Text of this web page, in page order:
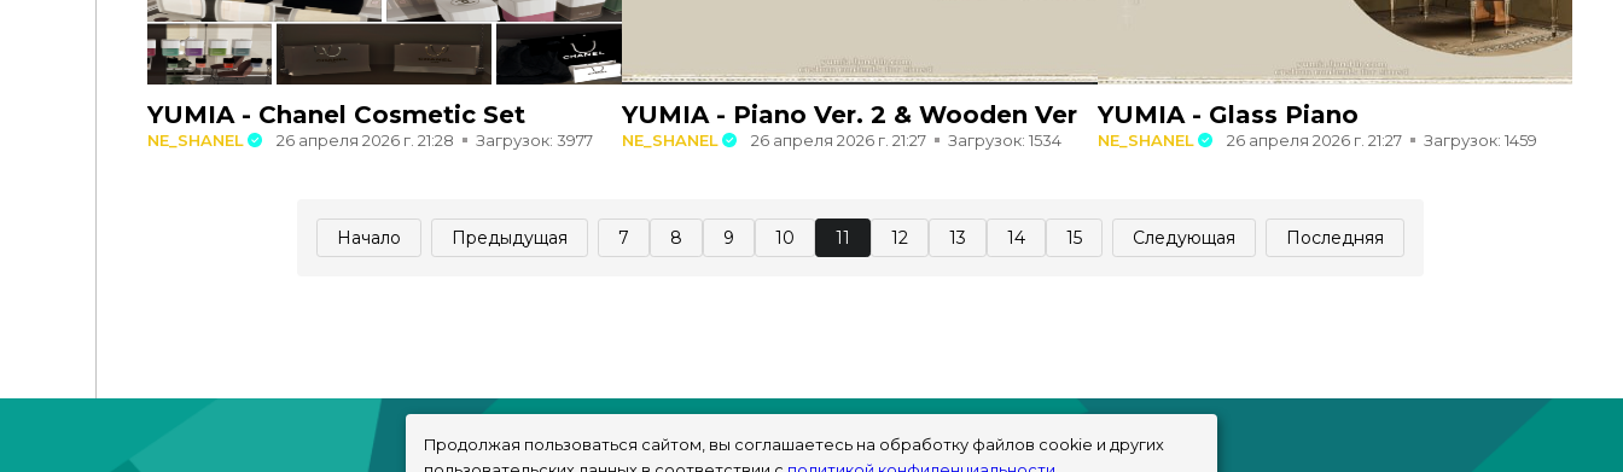
YUMIA - Chanel Cosmetic Set
NE_SHANEL 26 апреля 2026 г. 21:28 Загрузок: 3977
YUMIA - Piano Ver. 2 & Wooden Ver
NE_SHANEL 26 апреля 2026 г. 21:27 Загрузок: 1534
YUMIA - Glass Piano
NE_SHANEL 26 апреля 2026 г. 21:27 Загрузок: 1459
Начало Предыдущая 7 8 9 10 11 12 13 14 15 Следующая Последняя
Продолжая пользоваться сайтом, вы соглашаетесь на обработку файлов cookie и других